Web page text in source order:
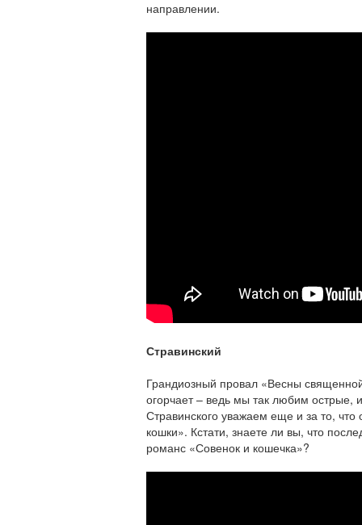
направлении.
Стравинский
Грандиозный провал «Весны
огорчает – ведь мы так любим острые,
Стравинского уважаем еще и за то,
кошки». Кстати, знаете ли вы, что
романс «Совенок и кошечка»?